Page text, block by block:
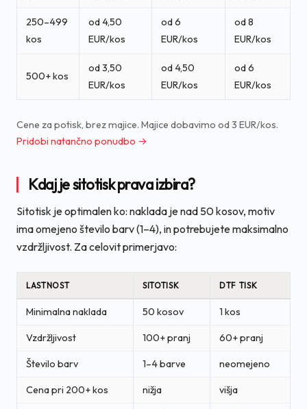
250–499
kos
od 4,50
EUR/kos
od 6
EUR/kos
od 8
EUR/kos
500+ kos
od 3,50
EUR/kos
od 4,50
EUR/kos
od 6
EUR/kos
Cene za potisk, brez majice. Majice dobavimo od 3 EUR/kos.
Pridobi natančno ponudbo →
Kdaj je sitotisk prava izbira?
Sitotisk je optimalen ko: naklada je nad 50 kosov, motiv
ima omejeno število barv (1–4), in potrebujete maksimalno
vzdržljivost. Za celovit primerjavo:
LASTNOST SITOTISK DTF TISK
Minimalna naklada 50 kosov 1 kos
Vzdržljivost 100+ pranj 60+ pranj
Število barv 1–4 barve neomejeno
Cena pri 200+ kos nižja višja